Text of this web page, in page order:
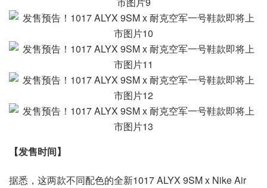
【发售时间】
据悉，这两款不同配色的全新1017 ALYX 9SM x Nike Air